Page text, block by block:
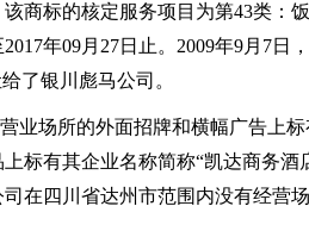
商标的核定服务项目为第43类：
2017年09月27日止。2009年9月7
了银川彪马公司。
业场所的外面招牌和横幅广告上
标有其企业名称简称“凯达商务
在四川省达州市范围内没有经营